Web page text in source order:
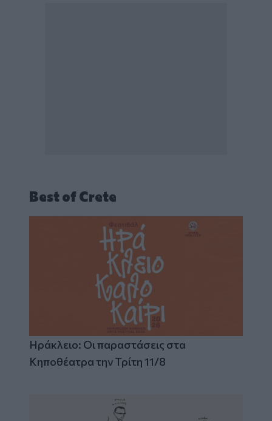
Best of Crete
Ηράκλειο: Οι παραστάσεις στα
Κηποθέατρα την Τρίτη 11/8